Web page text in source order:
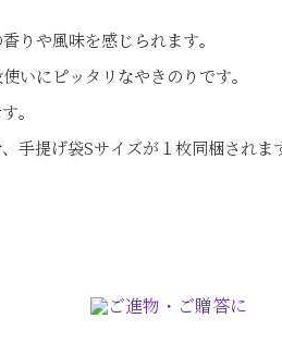
りや風味を感じられます。
いにピッタリなやきのりです。
。
手提げ袋Sサイズが１枚同梱されま